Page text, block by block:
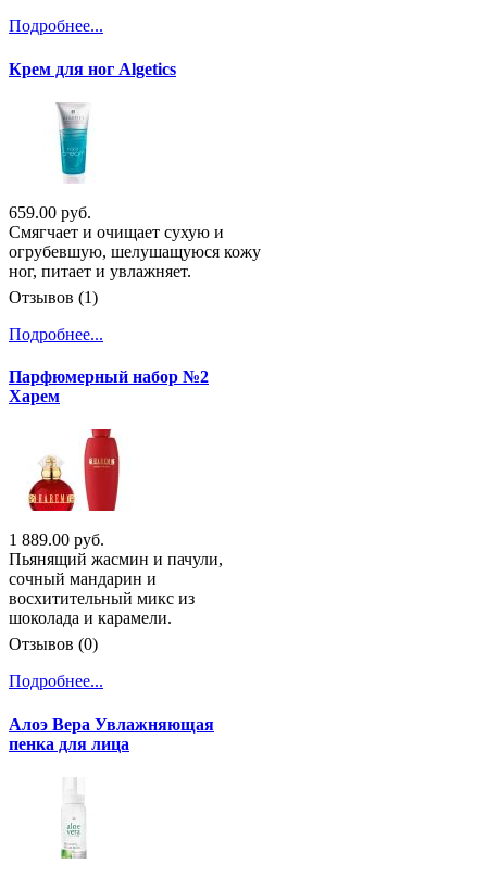
Подробнее...
Крем для ног Algetics
659.00 руб.
Смягчает и очищает сухую и
огрубевшую, шелушащуюся кожу
ног, питает и увлажняет.
Отзывов (1)
Подробнее...
Парфюмерный набор №2
Харем
1 889.00 руб.
Пьянящий жасмин и пачули,
сочный мандарин и
восхитительный микс из
шоколада и карамели.
Отзывов (0)
Подробнее...
Алоэ Вера Увлажняющая
пенка для лица